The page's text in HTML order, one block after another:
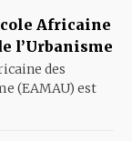
Africaine
l’Urbanisme
des
(EAMAU) est